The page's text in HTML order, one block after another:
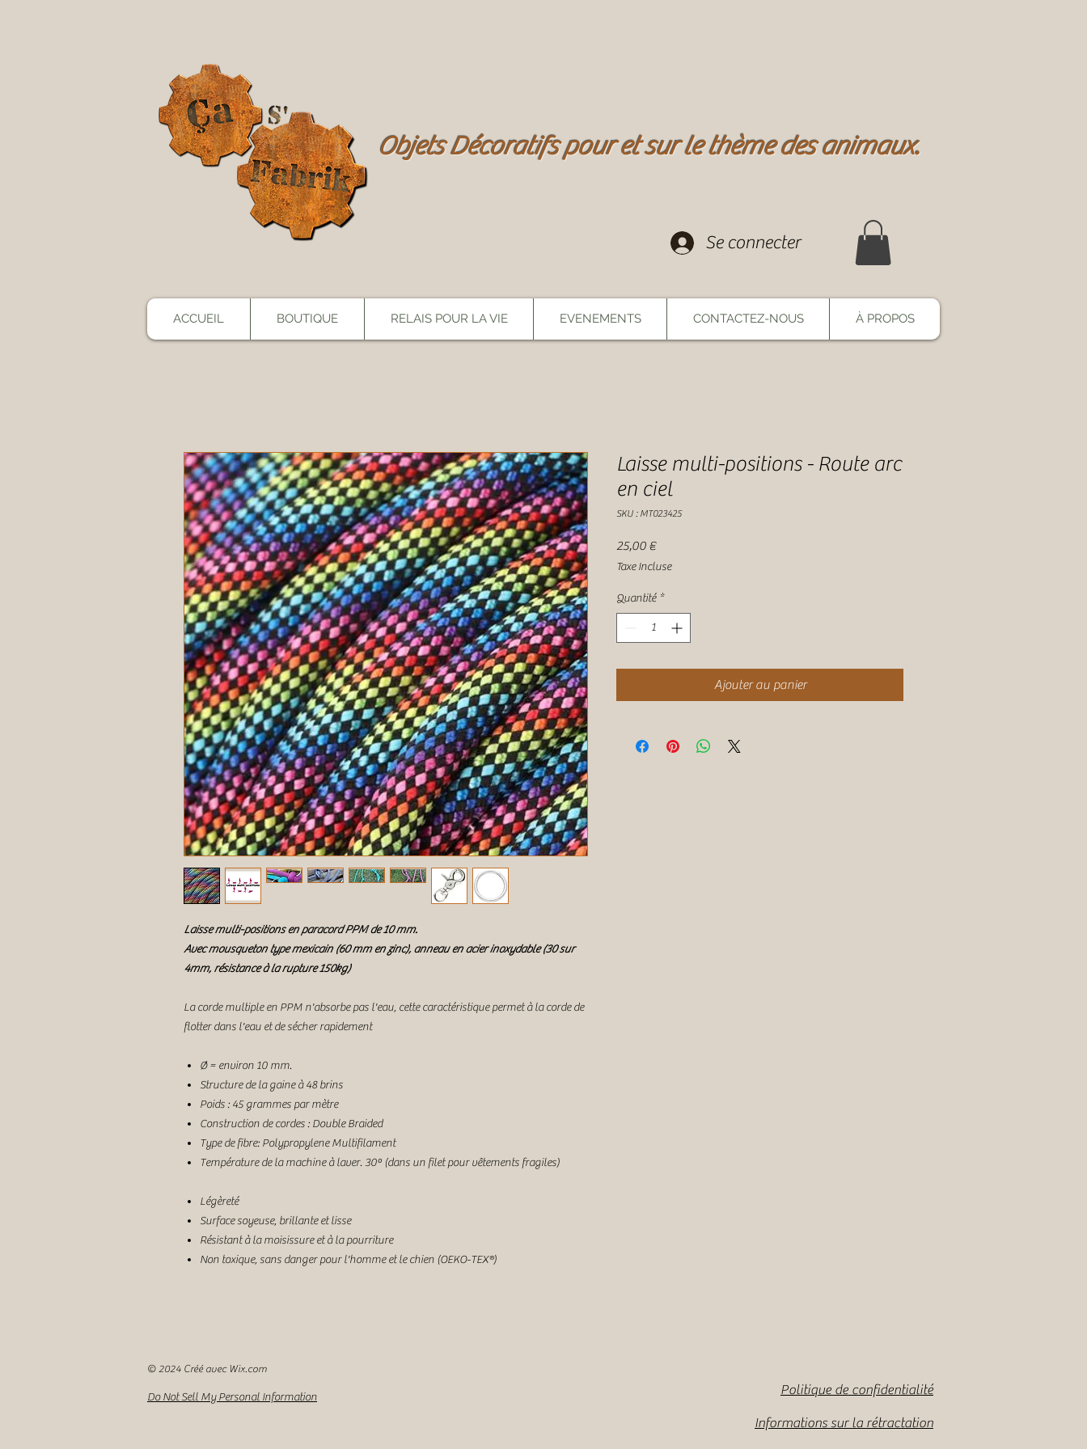
Se connecter
Objets Décoratifs pour et sur le thème des animaux.
ACCUEIL BOUTIQUE RELAIS POUR LA VIE EVENEMENTS CONTACTEZ-NOUS À PROPOS
Laisse multi-positions en paracord PPM de 10 mm.
Avec mousqueton type mexicain (60 mm en zinc), anneau en acier inoxydable (30 sur
4mm, résistance à la rupture 150kg)
La corde multiple en PPM n'absorbe pas l'eau, cette caractéristique permet à la corde de
flotter dans l'eau et de sécher rapidement
Ø = environ 10 mm.
Structure de la gaine à 48 brins
Poids : 45 grammes par mètre
Construction de cordes : Double Braided
Type de fibre: Polypropylene Multifilament
Température de la machine à laver. 30º (dans un filet pour vêtements fragiles)
Légèreté
Surface soyeuse, brillante et lisse
Résistant à la moisissure et à la pourriture
Non toxique, sans danger pour l'homme et le chien (OEKO-TEX®)
Laisse multi-positions - Route arc
en ciel
SKU : MT023425
25,00 €Prix
Taxe Incluse
Quantité *
Ajouter au panier
© 2024 Créé avec Wix.com
Do Not Sell My Personal Information Politique de confidentialité
Informations sur la rétractation